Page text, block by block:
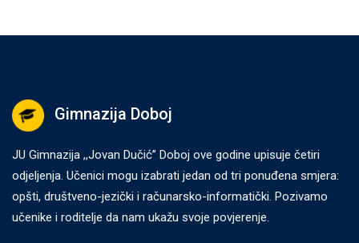
Gimnazija Doboj
JU Gimnazija ,,Jovan Dučić” Doboj ove godine upisuje četiri
odjeljenja. Učenici mogu izabrati jedan od tri ponuđena smjera:
opšti, društveno-jezički i računarsko-informatički. Pozivamo
učenike i roditelje da nam ukažu svoje povjerenje.